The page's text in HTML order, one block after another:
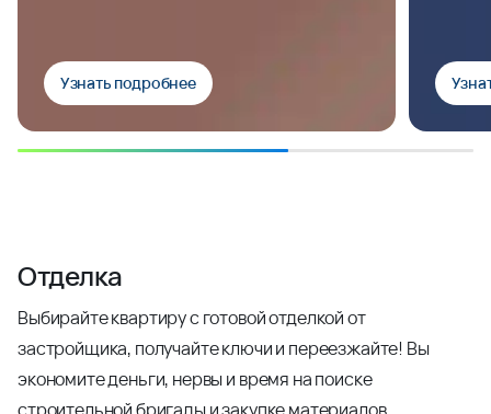
Узнать подробнее
Отделка
Выбирайте квартиру с готовой отделкой от
застройщика, получайте ключи и переезжайте! Вы
экономите деньги, нервы и время на поиске